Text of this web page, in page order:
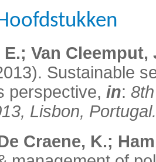
Van
Sustainable
perspective, in:
Lisbon, Portugal.
Craene, K.;